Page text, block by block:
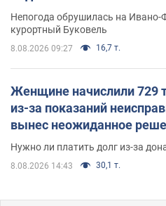
Непогода обрушилась на Ивано-
курортный Буковель
8.08.2026 09:27 16,7 т.
Женщине начислили 729
из-за показаний
вынес неожиданное
Нужно ли платить долг из-за
8.08.2026 14:43 30,1 т.